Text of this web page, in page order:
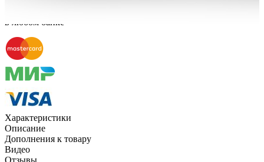
в любом банке
Характеристики
Описание
Дополнения к товару
Видео